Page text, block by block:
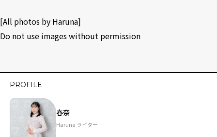
[All photos by Haruna]
Do not use images without permission
PROFILE
春奈
Haruna ライター